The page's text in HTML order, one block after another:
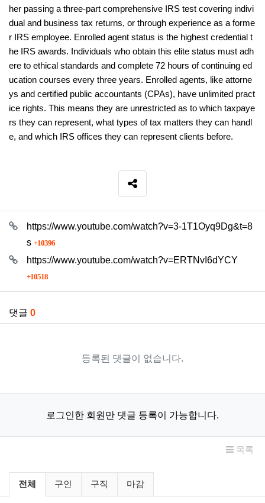
her passing a three-part comprehensive IRS test covering indivi
dual and business tax returns, or through experience as a forme
r IRS employee. Enrolled agent status is the highest credential t
he IRS awards. Individuals who obtain this elite status must adh
ere to ethical standards and complete 72 hours of continuing ed
ucation courses every three years. Enrolled agents, like attorne
ys and certified public accountants (CPAs), have unlimited pract
ice rights. This means they are unrestricted as to which taxpaye
rs they can represent, what types of tax matters they can handl
e, and which IRS offices they can represent clients before.
SNS 공유
관련자료https://www.youtube.com/watch?v=3-1T1Oyq9Dg&t=8
s
10396회 연결
https://www.youtube.com/watch?v=ERTNvI6dYCY
10518회 연결
댓글 0
등록된 댓글이 없습니다.
로그인한 회원만 댓글 등록이 가능합니다.
목록
구인/구직 분류 목록
전체 구인 구직 마감